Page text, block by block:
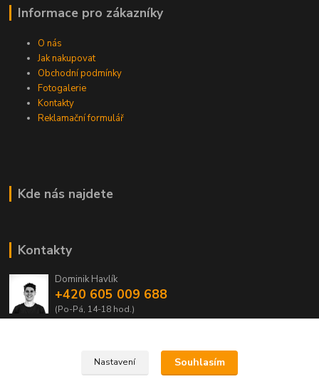
Informace pro zákazníky
O nás
Jak nakupovat
Obchodní podmínky
Fotogalerie
Kontakty
Reklamační formulář
Kde nás najdete
Kontakty
Dominik Havlík
+420 605 009 688
(Po-Pá, 14-18 hod.)
Nastavení Souhlasím